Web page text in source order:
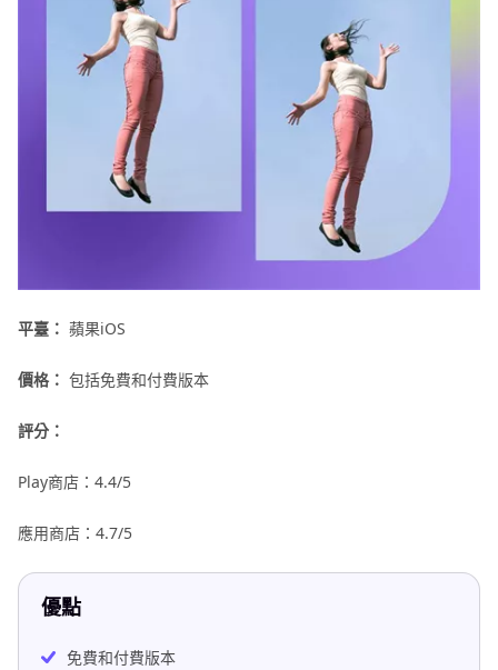
平臺： 蘋果iOS
價格： 包括免費和付費版本
評分：
Play商店：4.4/5
應用商店：4.7/5
優點
免費和付費版本